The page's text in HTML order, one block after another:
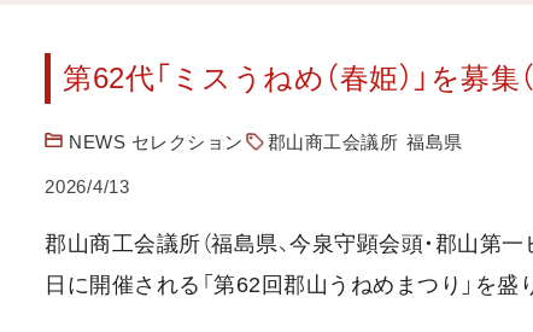
第62代「ミスうねめ（春姫）」を募集
NEWS セレクション 郡山商工会議所 福島県
2026/4/13
郡山商工会議所（福島県、今泉守顕会頭・郡山第
日に開催される「第62回郡山うねめまつり」を盛